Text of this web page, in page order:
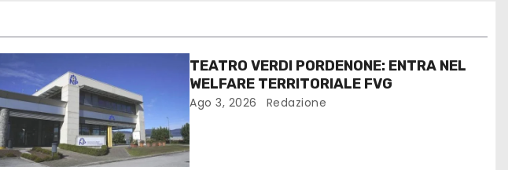
TEATRO VERDI PORDENONE: ENTRA NEL
WELFARE TERRITORIALE FVG
Ago 3, 2026 Redazione